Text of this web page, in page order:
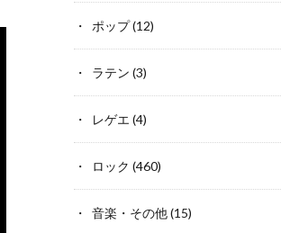
ポップ(12)
ラテン (3)
レゲエ (4)
ロック (460)
音楽・その他(15)